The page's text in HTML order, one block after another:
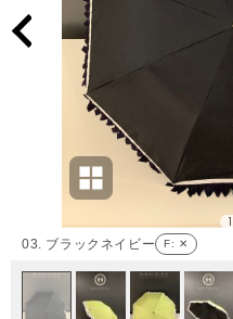
03. ブラックネイビー F: ✕
1